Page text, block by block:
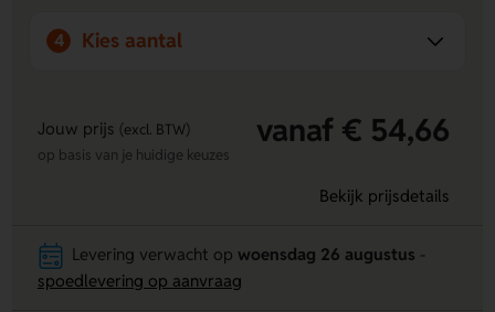
4 Kies aantal
Jouw prijs (excl. BTW) vanaf € 54,66
op basis van je huidige keuzes
Bekijk prijsdetails
Levering verwacht op woensdag 26 augustus
spoedlevering op aanvraag